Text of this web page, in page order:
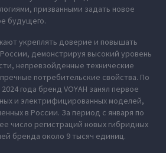
призванными задать новое
будущего.
укреплять доверие и повышать
демонстрируя высокий уровень
непревзойденные технические
потребительские свойства. По
года бренд VOYAH занял первое
и электрифицированных моделей,
в России. За период с января по
число регистраций новых гибридных
бренда около 9 тысяч единиц.